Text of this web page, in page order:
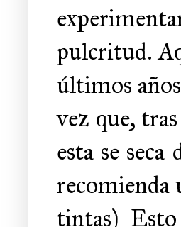
pulcritud.
últimos
vez que,
esta se
recomienda
tintas)